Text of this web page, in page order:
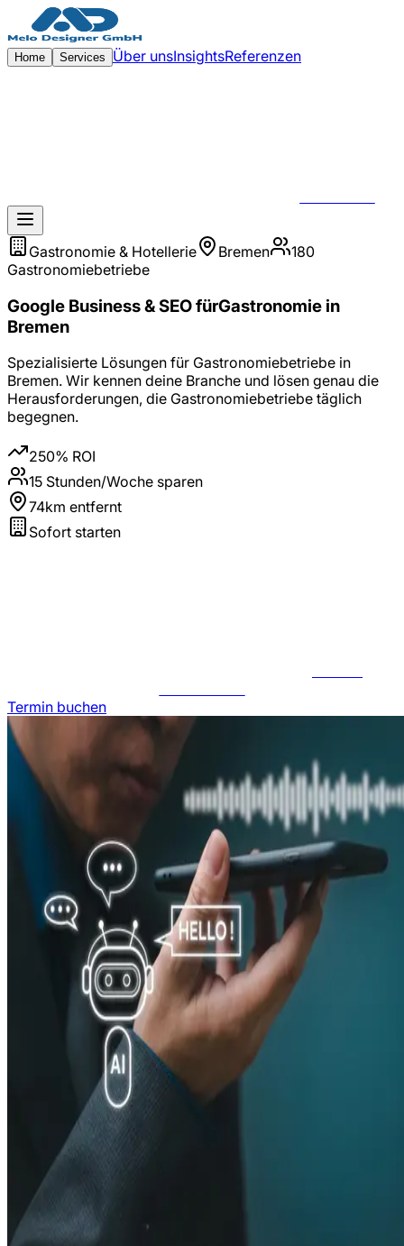
Zum Hauptinhalt springen
Home Services Über unsInsightsReferenzen
Gastronomie & Hotellerie Bremen
180
Gastronomiebetriebe
Google Business & SEOfürGastronomie in
Bremen
Spezialisierte Lösungen für Gastronomiebetriebe in
Bremen. Wir kennen deine Branche und lösen genau die
Herausforderungen, die Gastronomiebetriebe täglich
begegnen.
250% ROI
15 Stunden/Woche sparen
74km entfernt
Sofort starten
Termin buchen